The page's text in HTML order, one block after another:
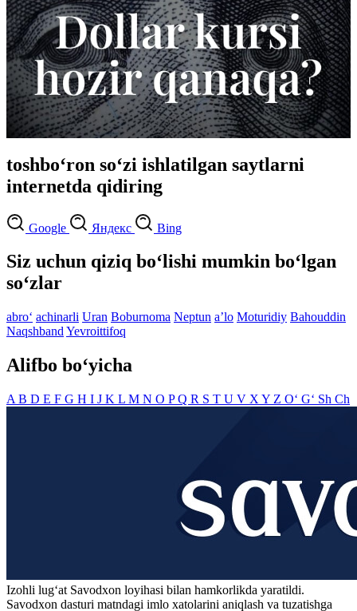
toshbo‘ron so‘zi ishlatilgan saytlarni
internetda qidiring
Google Яндекс Bing
Siz uchun qiziq bo‘lishi mumkin bo‘lgan
so‘zlar
abro‘ achinarli Uran Boburnoma Neptun aʼlo Moturidiy Bahouddin
Naqshband Yevroittifoq
Alifbo bo‘yicha
A B D E F G H I J K L M N O PQ R S T U V X Y Z O‘ G‘ Sh Ch
Izohli lugʻat Savodxon loyihasi bilan hamkorlikda yaratildi.
Savodxon dasturi matndagi imlo xatolarini aniqlash va tuzatishga